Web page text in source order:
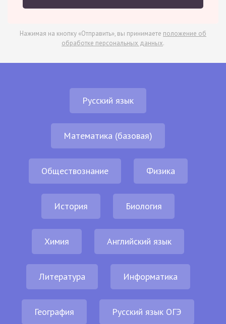
Нажимая на кнопку «Отправить», вы принимаете положение об
обработке персональных данных.
Русский язык
Математика (базовая)
Обществознание Физика
История Биология
Химия Английский язык
Литература Информатика
География Русский язык ОГЭ